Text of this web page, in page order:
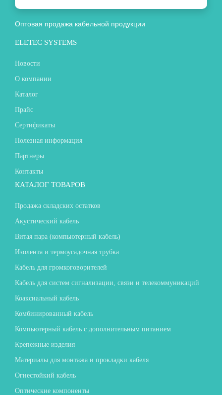
Оптовая продажа кабельной продукции
ELETEC SYSTEMS
Новости
О компании
Каталог
Прайс
Сертификаты
Полезная информация
Партнеры
Контакты
КАТАЛОГ ТОВАРОВ
Продажа складских остатков
Акустический кабель
Витая пара (компьютерный кабель)
Изолента и термоусадочная трубка
Кабель для громкоговорителей
Кабель для систем сигнализации, связи и телекоммуникаций
Коаксиальный кабель
Комбинированный кабель
Компьютерный кабель с дополнительным питанием
Крепежные изделия
Материалы для монтажа и прокладки кабеля
Огнестойкий кабель
Оптические компоненты